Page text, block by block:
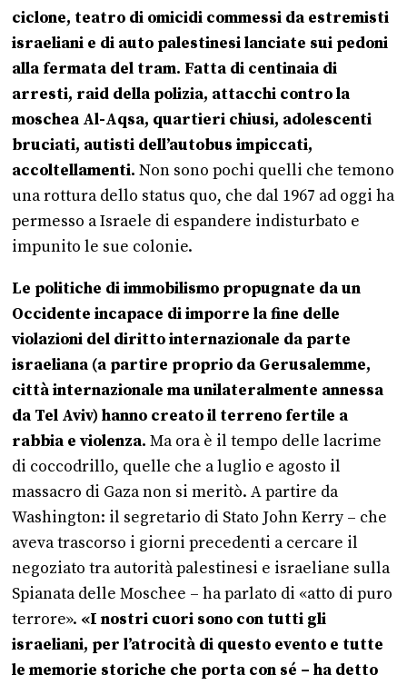
ciclone, teatro di omicidi commessi da estremisti
israeliani e di auto palestinesi lanciate sui pedoni
alla fermata del tram. Fatta di centinaia di
arresti, raid della polizia, attacchi contro la
moschea Al-Aqsa, quartieri chiusi, adolescenti
bruciati, autisti dell’autobus impiccati,
accoltellamenti. Non sono pochi quelli che temono
una rottura dello status quo, che dal 1967 ad oggi ha
permesso a Israele di espandere indisturbato e
impunito le sue colonie.
Le politiche di immobilismo propugnate da un
Occidente incapace di imporre la fine delle
violazioni del diritto internazionale da parte
israeliana (a partire proprio da Gerusalemme,
città internazionale ma unilateralmente annessa
da Tel Aviv) hanno creato il terreno fertile a
rabbia e violenza. Ma ora è il tempo delle lacrime
di coccodrillo, quelle che a luglio e agosto il
massacro di Gaza non si meritò. A partire da
Washington: il segretario di Stato John Kerry – che
aveva trascorso i giorni precedenti a cercare il
negoziato tra autorità palestinesi e israeliane sulla
Spianata delle Moschee – ha parlato di «atto di puro
terrore». «I nostri cuori sono con tutti gli
israeliani, per l’atrocità di questo evento e tutte
le memorie storiche che porta con sé – ha detto